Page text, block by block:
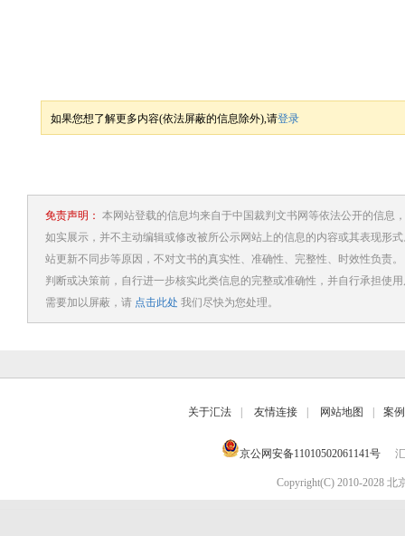
如果您想了解更多内容(依法屏蔽的信息除外),请登录
免责声明： 本网站登载的信息均来自于中国裁判文书网等依法公开的信息
如实展示，并不主动编辑或修改被所公示网站上的信息的内容或其表现形
站更新不同步等原因，不对文书的真实性、准确性、完整性、时效性负责
判断或决策前，自行进一步核实此类信息的完整或准确性，并自行承担使
需要加以屏蔽，请 点击此处 我们尽快为您处理。
关于汇法 友情连接 网站地图 案
京公网安备11010502061141号
Copyright(C) 2010-2028 北